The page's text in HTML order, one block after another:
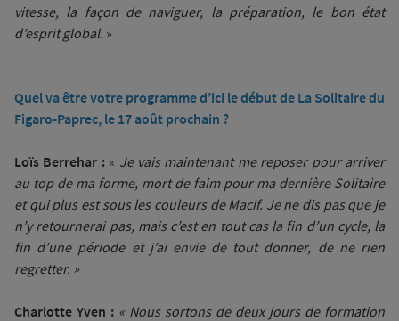
vitesse, la façon de naviguer, la préparation, le bon état
d’esprit global. »
Quel va être votre programme d’ici le début de La Solitaire du
Figaro-Paprec, le 17 août prochain ?
Loïs Berrehar : « Je vais maintenant me reposer pour arriver
au top de ma forme, mort de faim pour ma dernière Solitaire
et qui plus est sous les couleurs de Macif. Je ne dis pas que je
n’y retournerai pas, mais c’est en tout cas la fin d’un cycle, la
fin d’une période et j’ai envie de tout donner, de ne rien
regretter. »
Charlotte Yven : « Nous sortons de deux jours de formation